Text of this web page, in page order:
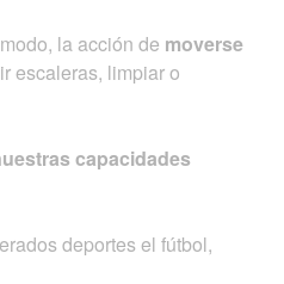
la acción de moverse
escaleras, limpiar o
capacidades
deportes el fútbol,